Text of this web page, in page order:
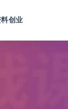
创业